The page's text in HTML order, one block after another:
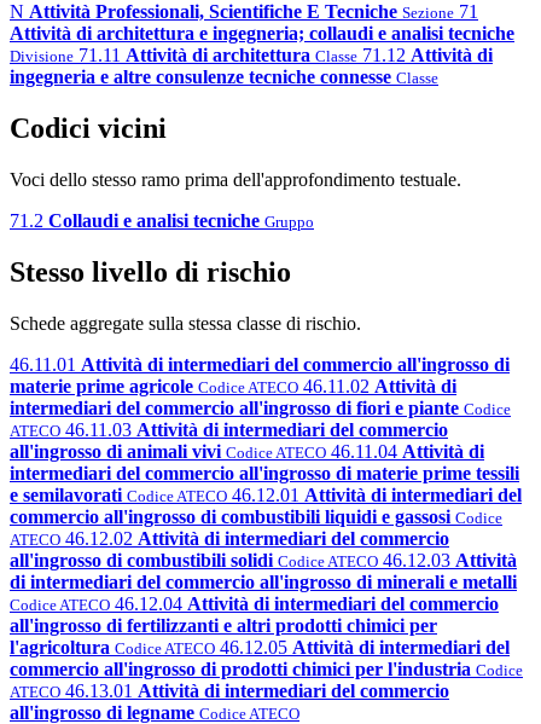
N Attività Professionali, Scientifiche E Tecniche Sezione 71
Attività di architettura e ingegneria; collaudi e analisi tecniche
Divisione 71.11 Attività di architettura Classe 71.12 Attività di
ingegneria e altre consulenze tecniche connesse Classe
Codici vicini
Voci dello stesso ramo prima dell'approfondimento testuale.
71.2 Collaudi e analisi tecniche Gruppo
Stesso livello di rischio
Schede aggregate sulla stessa classe di rischio.
46.11.01 Attività di intermediari del commercio all'ingrosso di
materie prime agricole Codice ATECO 46.11.02 Attività di
intermediari del commercio all'ingrosso di fiori e piante Codice
ATECO 46.11.03 Attività di intermediari del commercio
all'ingrosso di animali vivi Codice ATECO 46.11.04 Attività di
intermediari del commercio all'ingrosso di materie prime tessili
e semilavorati Codice ATECO 46.12.01 Attività di intermediari del
commercio all'ingrosso di combustibili liquidi e gassosi Codice
ATECO 46.12.02 Attività di intermediari del commercio
all'ingrosso di combustibili solidi Codice ATECO 46.12.03 Attività
di intermediari del commercio all'ingrosso di minerali e metalli
Codice ATECO 46.12.04 Attività di intermediari del commercio
all'ingrosso di fertilizzanti e altri prodotti chimici per
l'agricoltura Codice ATECO 46.12.05 Attività di intermediari del
commercio all'ingrosso di prodotti chimici per l'industria Codice
ATECO 46.13.01 Attività di intermediari del commercio
all'ingrosso di legname Codice ATECO